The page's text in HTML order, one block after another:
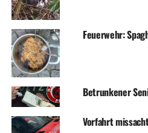
Symbolfoto / Archiv
RELATED TOPICS:
Feuerwehr:
Betrunkener
Vorfahrt